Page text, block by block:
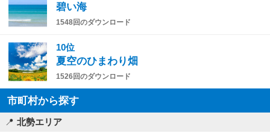
碧い海
1548回のダウンロード
10位
夏空のひまわり畑
1526回のダウンロード
市町村から探す
北勢エリア